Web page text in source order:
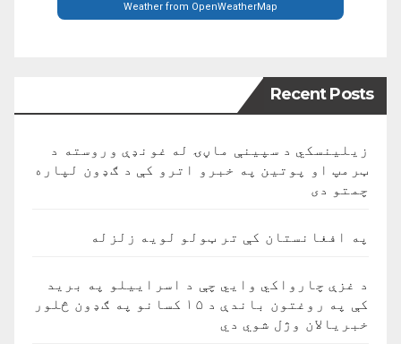
Weather from OpenWeatherMap
Recent Posts
زیلینسکي د سپینې ماڼۍ له غونډې وروسته د
ټرمپ او پوتین په خبرو اترو کې د ګډون لپاره
چمتو دی
په افغانستان کې تر ټولو لویه زلزله
د غزې چارواکي وايي چې د اسراییلو په برید
کې په روغتون باندې د ۱۵ کسانو په ګډون څلور
خبریالان وژل شوي دي